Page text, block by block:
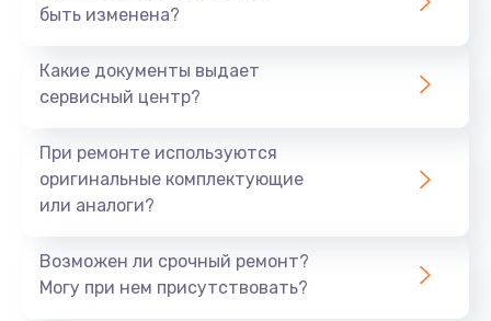
быть изменена?
Какие документы выдает
сервисный центр?
При ремонте используются
оригинальные комплектующие
или аналоги?
Возможен ли срочный ремонт?
Могу при нем присутствовать?